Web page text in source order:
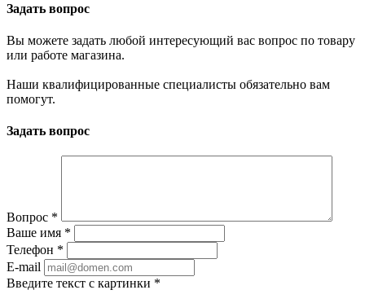
Задать вопрос
Вы можете задать любой интересующий вас вопрос по товару
или работе магазина.
Наши квалифицированные специалисты обязательно вам
помогут.
Задать вопрос
Вопрос *
Ваше имя *
Телефон *
E-mail
Введите текст с картинки *